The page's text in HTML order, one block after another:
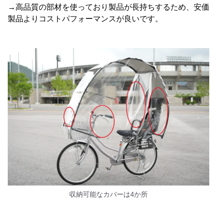
→高品質の部材を使っており製品が長持ちするため、安価
製品よりコストパフォーマンスが良いです。
収納可能なカバーは4か所